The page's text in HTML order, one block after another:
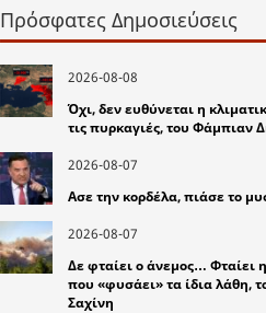
Πρόσφατες Δημοσιεύσεις
2026-08-08
Όχι, δεν ευθύνεται η
τις πυρκαγιές, του Φάμπιαν
2026-08-07
Ασε την κορδέλα, πιάσε το
2026-08-07
Δε φταίει ο άνεμος… Φταίει
που «φυσάει» τα ίδια λάθη,
Σαχίνη